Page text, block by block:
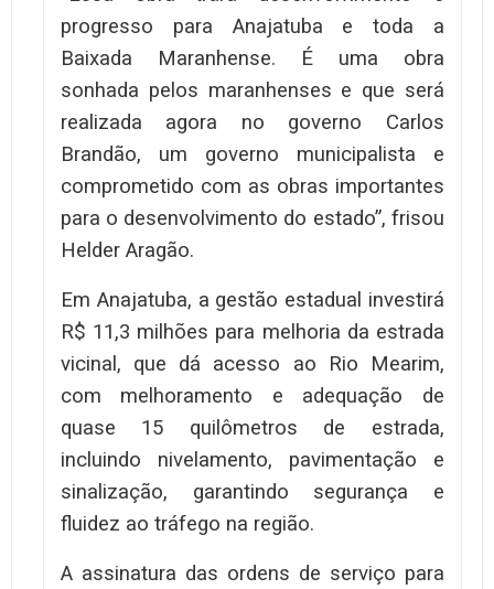
progresso para Anajatuba e toda a
Baixada Maranhense. É uma obra
sonhada pelos maranhenses e que será
realizada agora no governo Carlos
Brandão, um governo municipalista e
comprometido com as obras importantes
para o desenvolvimento do estado”, frisou
Helder Aragão.
Em Anajatuba, a gestão estadual investirá
R$ 11,3 milhões para melhoria da estrada
vicinal, que dá acesso ao Rio Mearim,
com melhoramento e adequação de
quase 15 quilômetros de estrada,
incluindo nivelamento, pavimentação e
sinalização, garantindo segurança e
fluidez ao tráfego na região.
A assinatura das ordens de serviço para